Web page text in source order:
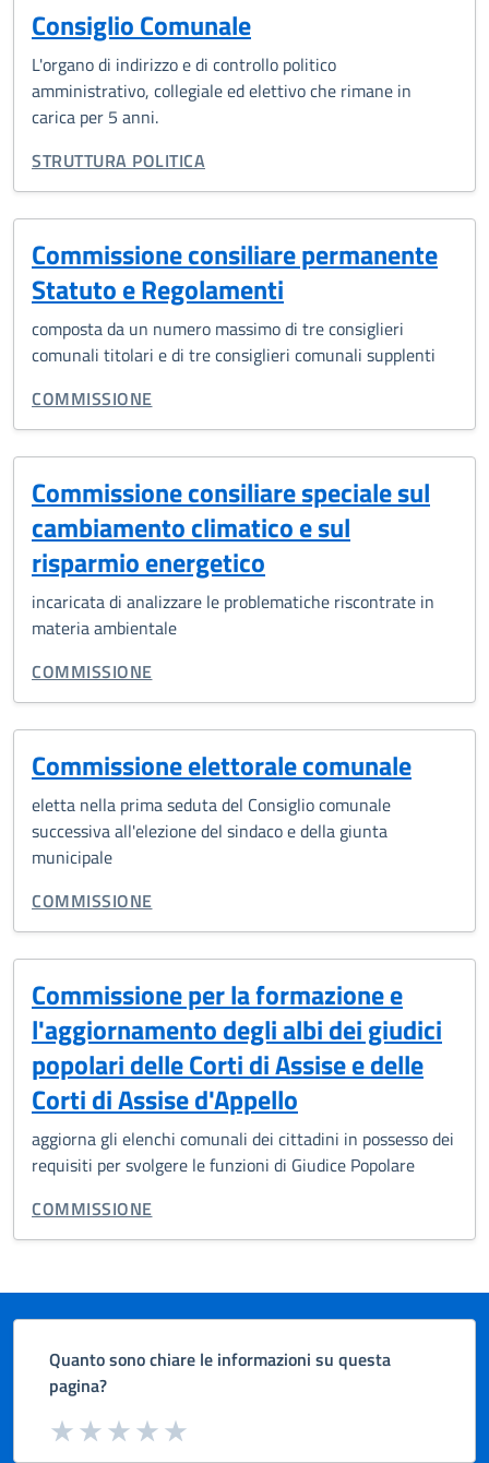
Consiglio Comunale
L'organo di indirizzo e di controllo politico
amministrativo, collegiale ed elettivo che rimane in
carica per 5 anni.
CATEGORIA CORRELATA:
STRUTTURA POLITICA
Commissione consiliare permanente
Statuto e Regolamenti
composta da un numero massimo di tre consiglieri
comunali titolari e di tre consiglieri comunali supplenti
CATEGORIA CORRELATA:
COMMISSIONE
Commissione consiliare speciale sul
cambiamento climatico e sul
risparmio energetico
incaricata di analizzare le problematiche riscontrate in
materia ambientale
CATEGORIA CORRELATA:
COMMISSIONE
Commissione elettorale comunale
eletta nella prima seduta del Consiglio comunale
successiva all'elezione del sindaco e della giunta
municipale
CATEGORIA CORRELATA:
COMMISSIONE
Commissione per la formazione e
l'aggiornamento degli albi dei giudici
popolari delle Corti di Assise e delle
Corti di Assise d'Appello
aggiorna gli elenchi comunali dei cittadini in possesso dei
requisiti per svolgere le funzioni di Giudice Popolare
CATEGORIA CORRELATA:
COMMISSIONE
Quanto sono chiare le informazioni su questa
pagina?
Valuta da 1 a 5 stelle la pagina
Valuta 5 stelle su 5
Valuta 4 stelle su 5
Valuta 3 stelle su 5
Valuta 2 stelle su 5
Valuta 1 stelle su 5